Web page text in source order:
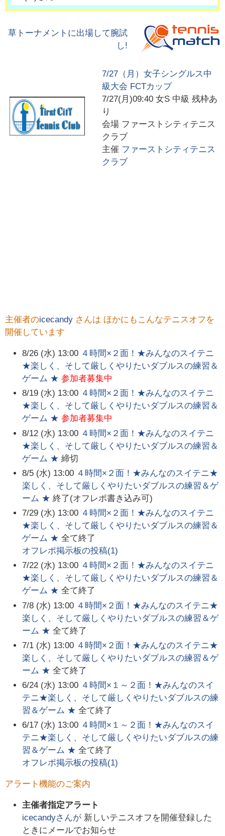
草トーナメントに出場して腕試
し!
7/27（月）女子シングルス中
級大会 FCTカップ
7/27(月)09:40 女S 中級 残枠あ
り
会場 ファーストシティテニス
クラブ
主催 ファーストシティテニス
クラブ
主催者のicecandy さんは ほかにもこんなテニスオフを
開催しています
8/26 (水) 13:00 ４時間×２面！★みんなのスイテニ
★楽しく、そして厳しくやりたいダブルスの練習＆
ゲーム ★ 参加者募集中
8/19 (水) 13:00 ４時間×２面！★みんなのスイテニ
★楽しく、そして厳しくやりたいダブルスの練習＆
ゲーム ★ 参加者募集中
8/12 (水) 13:00 ４時間×２面！★みんなのスイテニ
★楽しく、そして厳しくやりたいダブルスの練習＆
ゲーム ★ 締切
8/5 (水) 13:00 ４時間×２面！★みんなのスイテニ★
楽しく、そして厳しくやりたいダブルスの練習＆ゲ
ーム ★ 終了(オフレポ書き込み可)
7/29 (水) 13:00 ４時間×２面！★みんなのスイテニ
★楽しく、そして厳しくやりたいダブルスの練習＆
ゲーム ★ 全て終了
オフレポ掲示板の投稿(1)
7/22 (水) 13:00 ４時間×２面！★みんなのスイテニ
★楽しく、そして厳しくやりたいダブルスの練習＆
ゲーム ★ 全て終了
7/8 (水) 13:00 ４時間×２面！★みんなのスイテニ★
楽しく、そして厳しくやりたいダブルスの練習＆ゲ
ーム ★ 全て終了
7/1 (水) 13:00 ４時間×２面！★みんなのスイテニ★
楽しく、そして厳しくやりたいダブルスの練習＆ゲ
ーム ★ 全て終了
6/24 (水) 13:00 ４時間×１～２面！★みんなのスイ
テニ★楽しく、そして厳しくやりたいダブルスの練
習＆ゲーム ★ 全て終了
6/17 (水) 13:00 ４時間×１～２面！★みんなのスイ
テニ★楽しく、そして厳しくやりたいダブルスの練
習＆ゲーム ★ 全て終了
オフレポ掲示板の投稿(1)
アラート機能のご案内
主催者指定アラート
icecandyさんが 新しいテニスオフを開催登録した
ときにメールでお知らせ